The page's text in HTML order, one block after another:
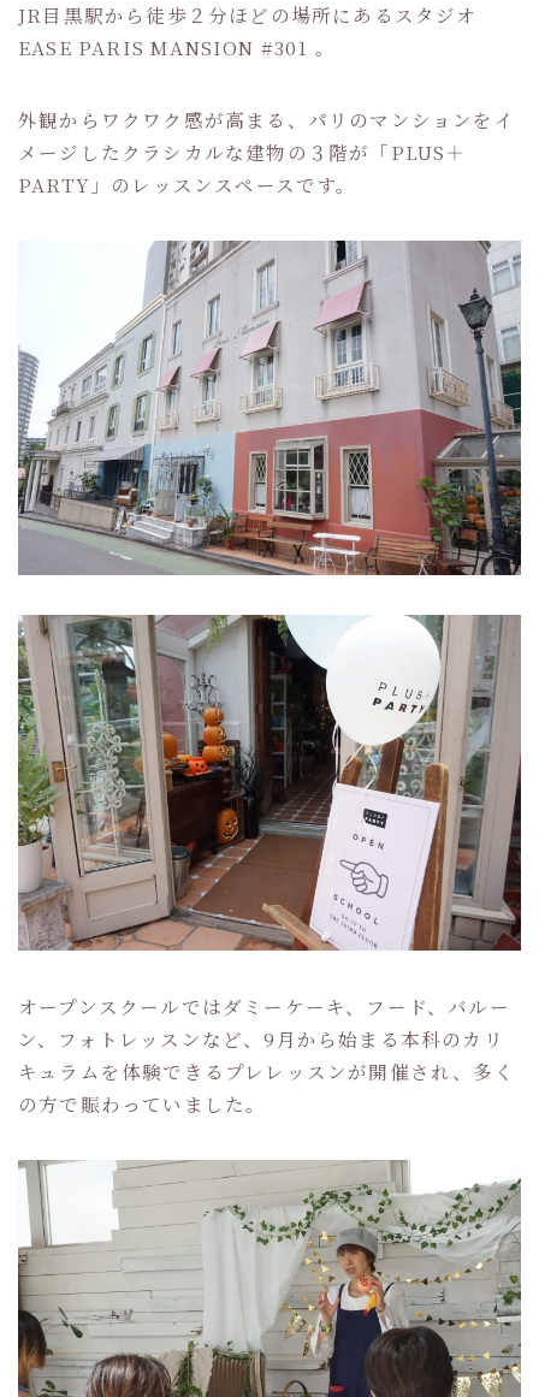
JR目黒駅から徒歩２分ほどの場所にあるスタジオ
EASE PARIS MANSION #301 。
外観からワクワク感が高まる、パリのマンションをイ
メージしたクラシカルな建物の３階が「PLUS＋
PARTY」のレッスンスペースです。
オープンスクールではダミーケーキ、フード、バルー
ン、フォトレッスンなど、9月から始まる本科のカリ
キュラムを体験できるプレレッスンが開催され、多く
の方で賑わっていました。